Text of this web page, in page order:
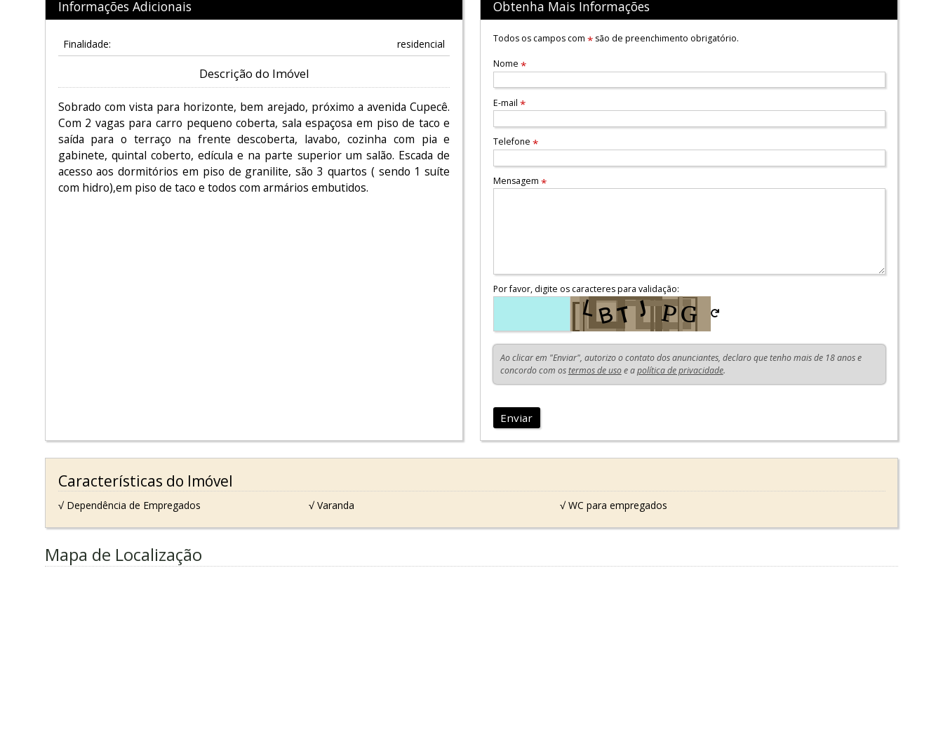
Informações Adicionais
Finalidade: residencial
Descrição do Imóvel
Sobrado com vista para horizonte, bem arejado, próximo a avenida Cupecê.
Com 2 vagas para carro pequeno coberta, sala espaçosa em piso de taco e
saída para o terraço na frente descoberta, lavabo, cozinha com pia e
gabinete, quintal coberto, edícula e na parte superior um salão. Escada de
acesso aos dormitórios em piso de granilite, são 3 quartos ( sendo 1 suíte
com hidro),em piso de taco e todos com armários embutidos.
Obtenha Mais Informações
Todos os campos com *são de preenchimento obrigatório.
Nome *
E-mail *
Telefone *
Mensagem *
Por favor, digite os caracteres para validação:
Ao clicar em "Enviar", autorizo o contato dos anunciantes, declaro que tenho mais de 18 anos e
concordo com ostermos de usoe apolítica de privacidade.
Enviar
Características do Imóvel
√ Dependência de Empregados √ Varanda √ WC para empregados
Mapa de Localização